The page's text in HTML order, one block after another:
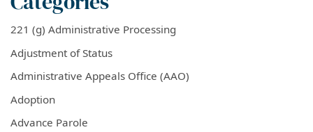
221 (g) Administrative Processing
Adjustment of Status
Administrative Appeals Office (AAO)
Adoption
Advance Parole